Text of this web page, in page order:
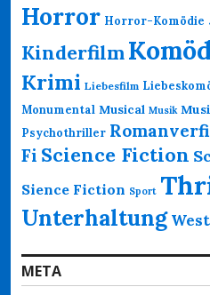
Horror Horror-Komödie
Kinderfilm
Krimi Liebesfilm
Monumental Musical Musik
Psychothriller
Fi Science Fiction
Sience Fiction Sport
Unterhaltung
META